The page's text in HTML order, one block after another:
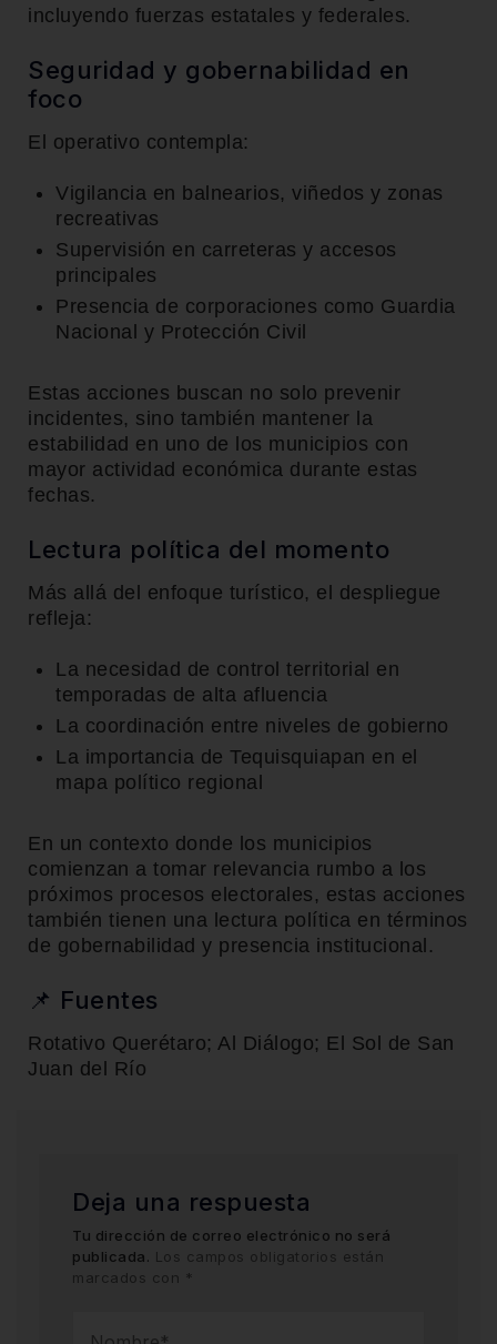
incluyendo fuerzas estatales y federales.
Seguridad y gobernabilidad en
foco
El operativo contempla:
Vigilancia en balnearios, viñedos y zonas
recreativas
Supervisión en carreteras y accesos
principales
Presencia de corporaciones como Guardia
Nacional y Protección Civil
Estas acciones buscan no solo prevenir
incidentes, sino también mantener la
estabilidad en uno de los municipios con
mayor actividad económica durante estas
fechas.
Lectura política del momento
Más allá del enfoque turístico, el despliegue
refleja:
La necesidad de control territorial en
temporadas de alta afluencia
La coordinación entre niveles de gobierno
La importancia de Tequisquiapan en el
mapa político regional
En un contexto donde los municipios
comienzan a tomar relevancia rumbo a los
próximos procesos electorales, estas acciones
también tienen una lectura política en términos
de gobernabilidad y presencia institucional.
📌 Fuentes
Rotativo Querétaro; Al Diálogo; El Sol de San
Juan del Río
Deja una respuesta
Tu dirección de correo electrónico no será
publicada. Los campos obligatorios están
marcados con *